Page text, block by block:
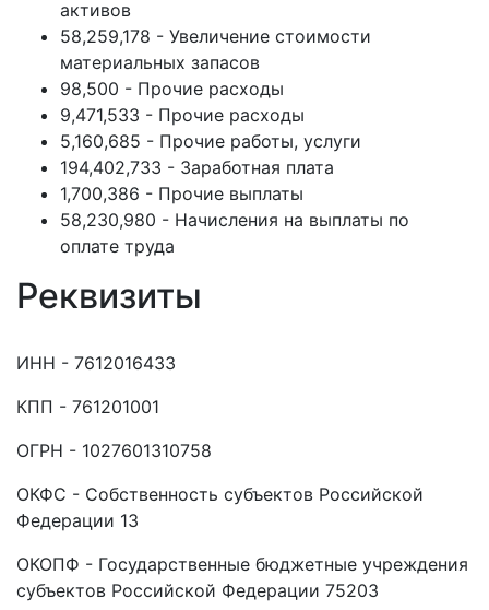
активов
58,259,178 - Увеличение стоимости
материальных запасов
98,500 - Прочие расходы
9,471,533 - Прочие расходы
5,160,685 - Прочие работы, услуги
194,402,733 - Заработная плата
1,700,386 - Прочие выплаты
58,230,980 - Начисления на выплаты по
оплате труда
Реквизиты
ИНН - 7612016433
КПП - 761201001
ОГРН - 1027601310758
ОКФС - Собственность субъектов Российской
Федерации 13
ОКОПФ - Государственные бюджетные учреждения
субъектов Российской Федерации 75203